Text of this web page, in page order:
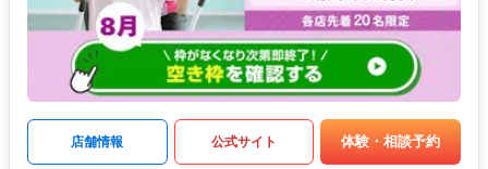
店舗情報 公式サイト 体験・相談予約